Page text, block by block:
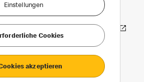
für Bewerber:innen
Erklärung zur Barrierefreiheit
Einstellungen
Cookies
akzeptieren